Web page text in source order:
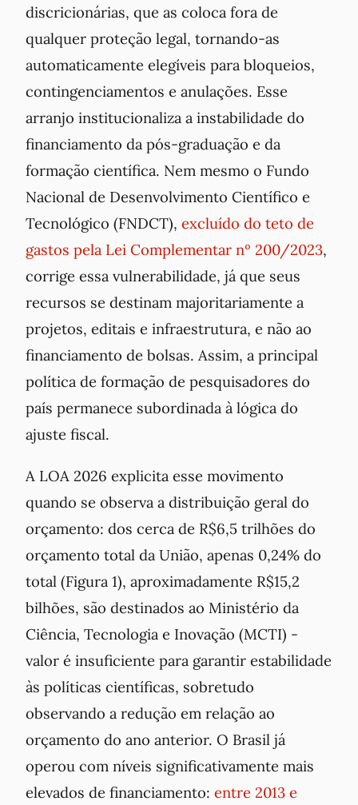
discricionárias, que as coloca fora de
qualquer proteção legal, tornando-as
automaticamente elegíveis para bloqueios,
contingenciamentos e anulações. Esse
arranjo institucionaliza a instabilidade do
financiamento da pós-graduação e da
formação científica. Nem mesmo o Fundo
Nacional de Desenvolvimento Científico e
Tecnológico (FNDCT), excluído do teto de
gastos pela Lei Complementar nº 200/2023,
corrige essa vulnerabilidade, já que seus
recursos se destinam majoritariamente a
projetos, editais e infraestrutura, e não ao
financiamento de bolsas. Assim, a principal
política de formação de pesquisadores do
país permanece subordinada à lógica do
ajuste fiscal.
A LOA 2026 explicita esse movimento
quando se observa a distribuição geral do
orçamento: dos cerca de R$6,5 trilhões do
orçamento total da União, apenas 0,24% do
total (Figura 1), aproximadamente R$15,2
bilhões, são destinados ao Ministério da
Ciência, Tecnologia e Inovação (MCTI) -
valor é insuficiente para garantir estabilidade
às políticas científicas, sobretudo
observando a redução em relação ao
orçamento do ano anterior. O Brasil já
operou com níveis significativamente mais
elevados de financiamento: entre 2013 e